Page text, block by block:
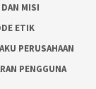
MISI
ETIK
PERUSAHAAN
PENGGUNA